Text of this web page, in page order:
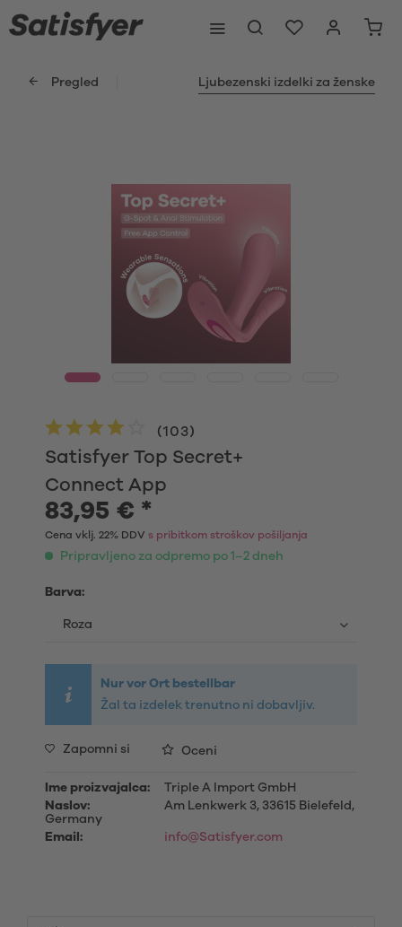
Pregled Ljubezenski izdelki za ženske
Satisfyer Top Secret+
Connect App
(103)
83,95 € *
Cena vklj. 22% DDV s pribitkom stroškov pošiljanja
Pripravljeno za odpremo po 1–2 dneh
Barva:
Nur vor Ort bestellbar
Žal ta izdelek trenutno ni dobavljiv.
Zapomni si Oceni
Ime proizvajalca:
Triple A Import GmbH
Naslov:
Am Lenkwerk 3, 33615 Bielefeld,
Germany
Email:
info@Satisfyer.com